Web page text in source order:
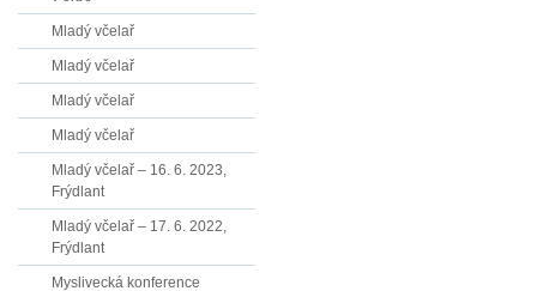
Mladý včelař
Mladý včelař
Mladý včelař
Mladý včelař
Mladý včelař – 16. 6. 2023,
Frýdlant
Mladý včelař – 17. 6. 2022,
Frýdlant
Myslivecká konference